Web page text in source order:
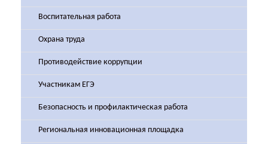
Воспитательная работа
Охрана труда
Противодействие коррупции
Участникам ЕГЭ
Безопасность и профилактическая работа
Региональная инновационная площадка